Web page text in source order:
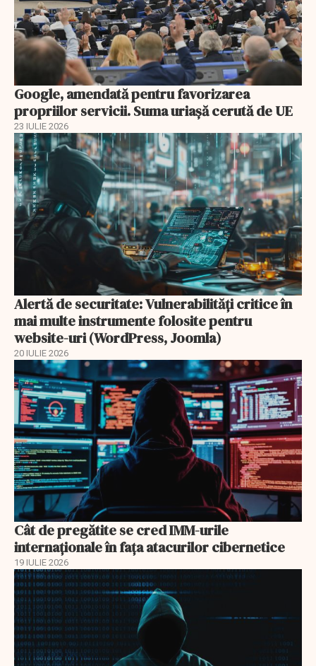
Google, amendată pentru favorizarea
propriilor servicii. Suma uriașă cerută de UE
23 IULIE 2026
Alertă de securitate: Vulnerabilități critice în
mai multe instrumente folosite pentru
website-uri (WordPress, Joomla)
20 IULIE 2026
Cât de pregătite se cred IMM-urile
internaționale în fața atacurilor cibernetice
19 IULIE 2026